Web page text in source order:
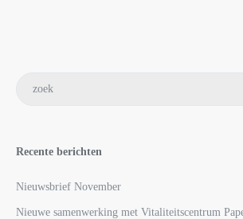
Recente berichten
Nieuwsbrief November
Nieuwe samenwerking met Vitaliteitscentrum